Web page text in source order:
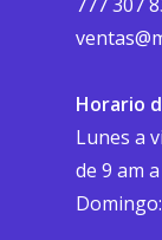
777 307
Horario
Lunes a
de 9 am